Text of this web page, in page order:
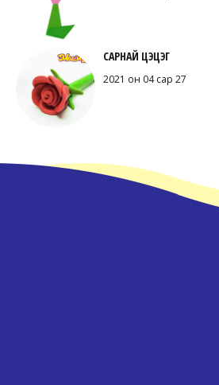
САРНАЙ ЦЭЦЭГ
2021 он 04 сар 27